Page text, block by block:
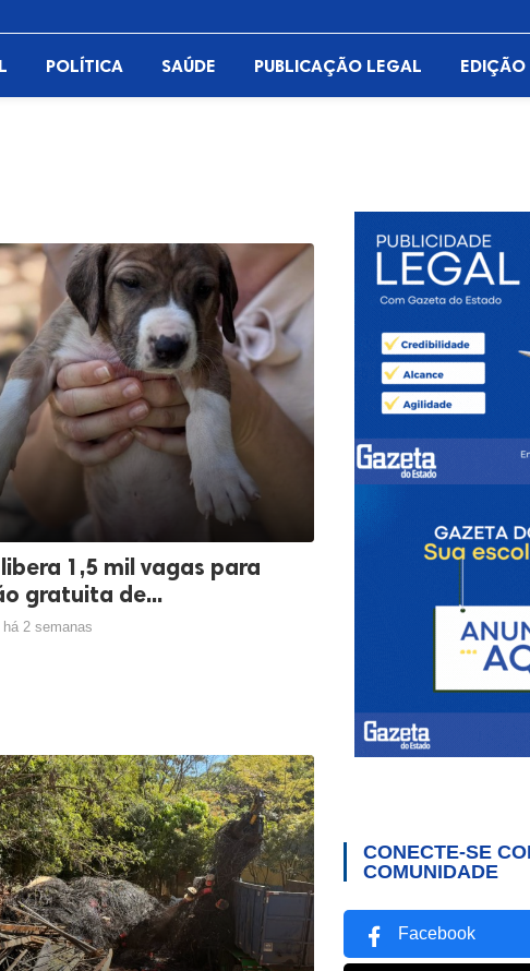
POLÍTICA SAÚDE PUBLICAÇÃO LEGAL
1,5 mil vagas para
gratuita de...
há 2 semanas
CONECTE-SE
COMUNIDADE
Facebook